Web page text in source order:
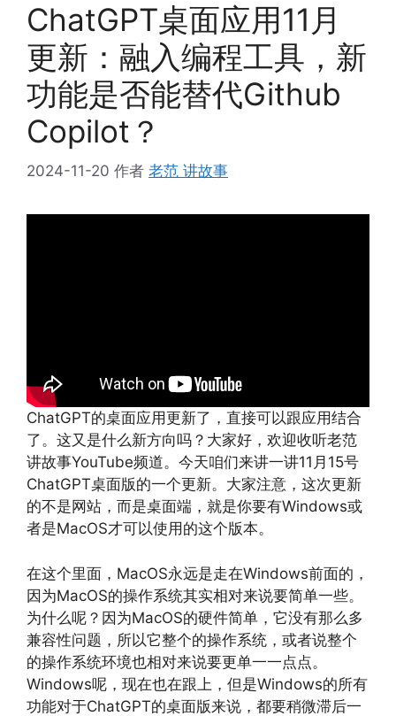
ChatGPT桌面应用11月
更新：融入编程工具，新
功能是否能替代Github
Copilot？
2024-11-20 作者 老范 讲故事
ChatGPT的桌面应用更新了，直接可以跟应用结合
了。这又是什么新方向吗？大家好，欢迎收听老范
讲故事YouTube频道。今天咱们来讲一讲11月15号
ChatGPT桌面版的一个更新。大家注意，这次更新
的不是网站，而是桌面端，就是你要有Windows或
者是MacOS才可以使用的这个版本。
在这个里面，MacOS永远是走在Windows前面的，
因为MacOS的操作系统其实相对来说要简单一些。
为什么呢？因为MacOS的硬件简单，它没有那么多
兼容性问题，所以它整个的操作系统，或者说整个
的操作系统环境也相对来说要更单一一点点。
Windows呢，现在也在跟上，但是Windows的所有
功能对于ChatGPT的桌面版来说，都要稍微滞后一